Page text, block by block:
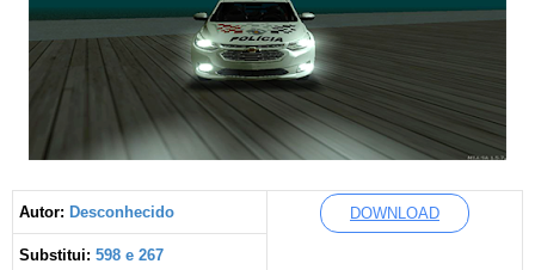
Autor: Desconhecido DOWNLOAD
Substitui: 598 e 267